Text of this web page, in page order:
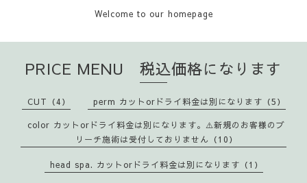
Welcome to our homepage
PRICE MENU 税込価格になります
CUT（4） perm カットorドライ料金は別になります（5）
color カットorドライ料金は別になります。⚠️新規のお客様のブ
リーチ施術は受付しておりません（10）
head spa. カットorドライ料金は別になります（1）